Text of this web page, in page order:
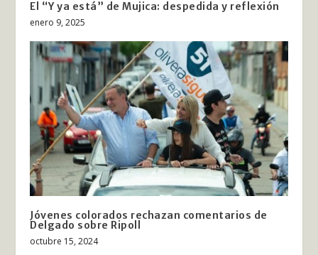
El “Y ya está” de Mujica: despedida y reflexión
enero 9, 2025
Jóvenes colorados rechazan comentarios de
Delgado sobre Ripoll
octubre 15, 2024